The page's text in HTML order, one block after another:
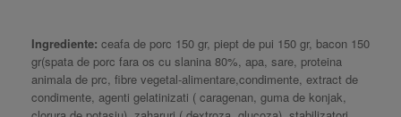
Ingrediente: ceafa de porc 150 gr, piept de pui 150 gr, bacon 150
gr(spata de porc fara os cu slanina 80%, apa, sare, proteina
animala de prc, fibre vegetal-alimentare,condimente, extract de
condimente, agenti gelatinizati ( caragenan, guma de konjak,